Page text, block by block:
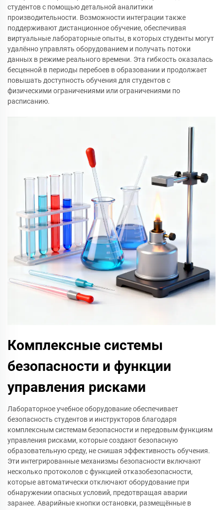
студентов с помощью детальной аналитики
производительности. Возможности интеграции также
поддерживают дистанционное обучение, обеспечивая
виртуальные лабораторные опыты, в которых студенты могут
удалённо управлять оборудованием и получать потоки
данных в режиме реального времени. Эта гибкость оказалась
бесценной в периоды перебоев в образовании и продолжает
повышать доступность обучения для студентов с
физическими ограничениями или ограничениями по
расписанию.
Комплексные системы
безопасности и функции
управления рисками
Лабораторное учебное оборудование обеспечивает
безопасность студентов и инструкторов благодаря
комплексным системам безопасности и передовым функциям
управления рисками, которые создают безопасную
образовательную среду, не снишая эффективность обучения.
Эти интегрированные механизмы безопасности включают
несколько протоколов с функцией отказобезопасности,
которые автоматически отключают оборудование при
обнаружении опасных условий, предотвращая аварии
заранее. Аварийные кнопки остановки, размещённые в